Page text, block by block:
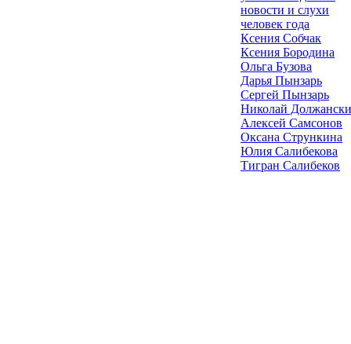
новости и слухи
человек года
Ксения Собчак
Ксения Бородина
Ольга Бузова
Дарья Пынзарь
Сергей Пынзарь
Николай
Алексей Самсонов
Оксана Стрункина
Юлия Салибекова
Тигран Салибеков